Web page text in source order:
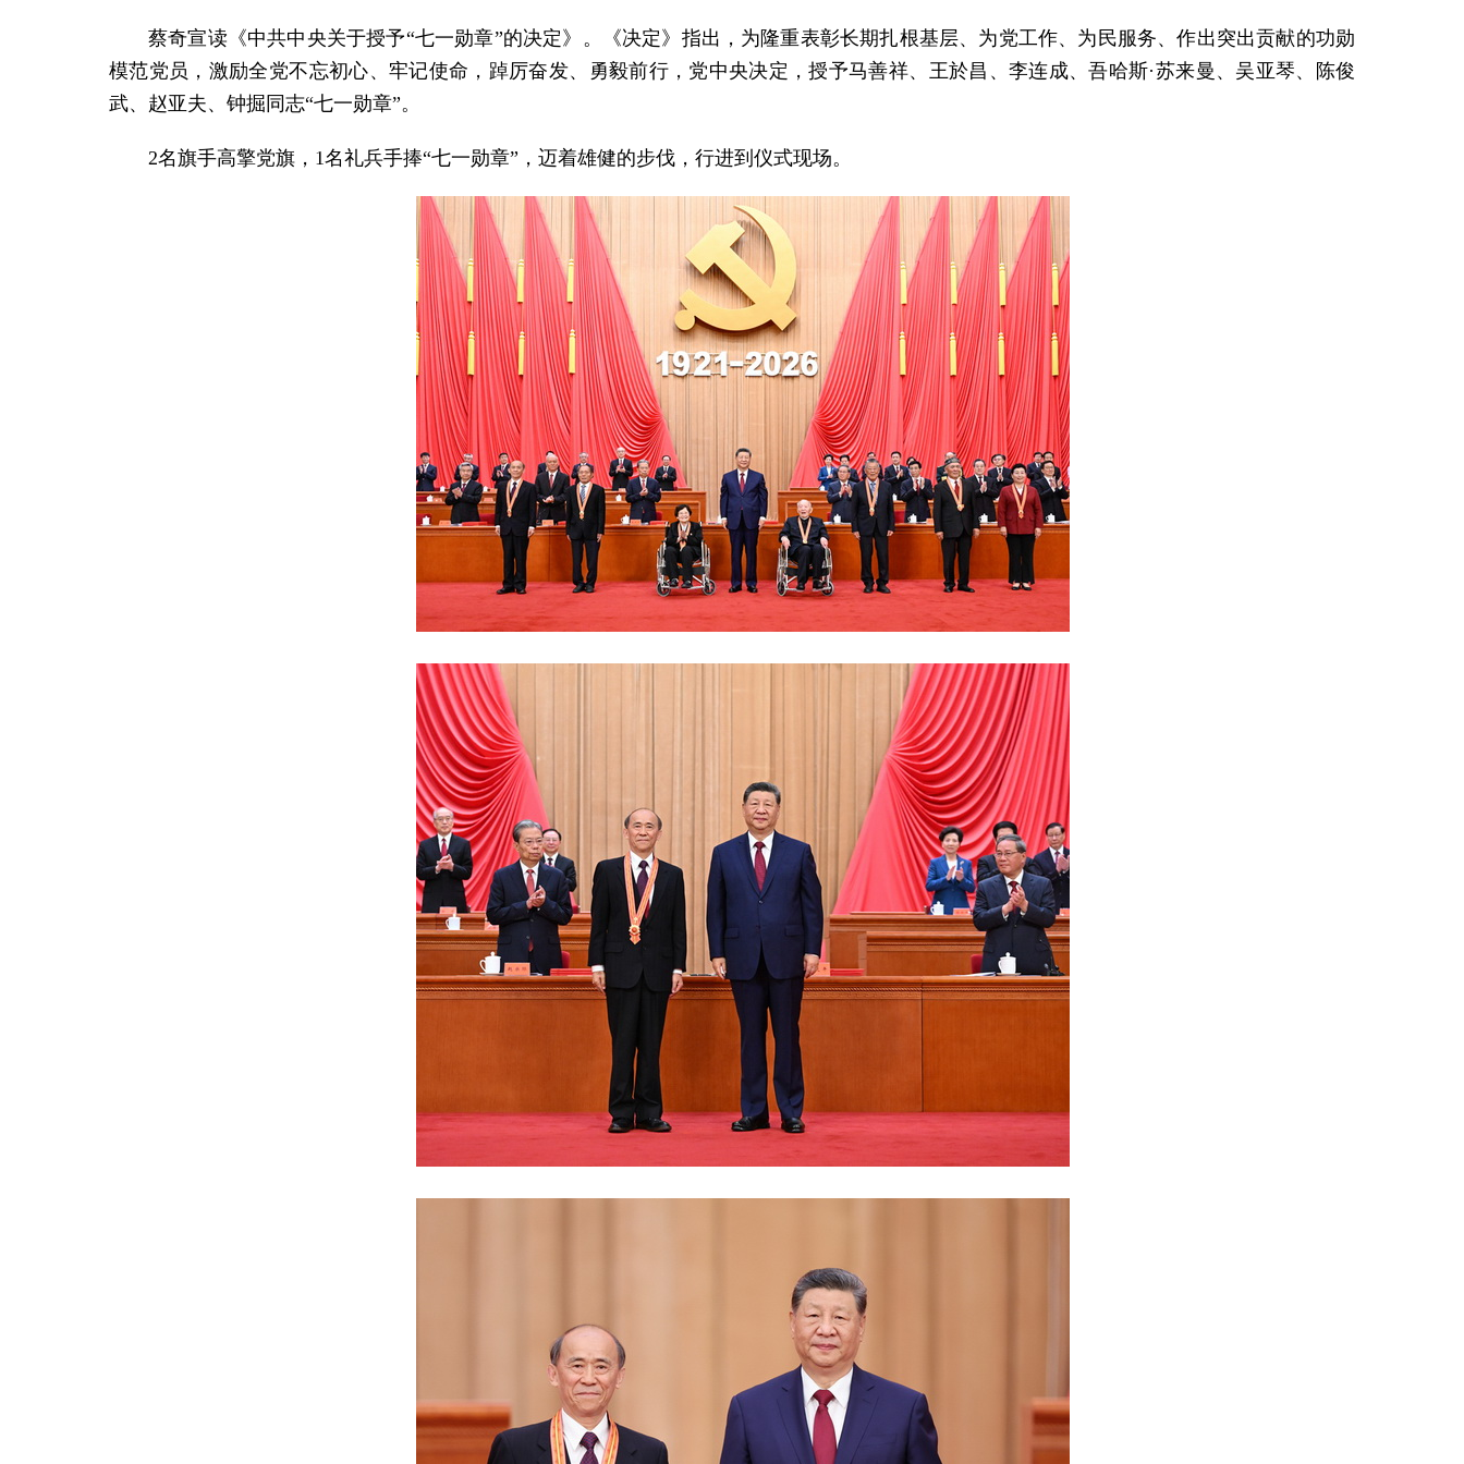
蔡奇宣读《中共中央关于授予“七一勋章”的决定》。《决定》指出，为隆重表彰长期扎根基层、为党工作、为民服务、作出突出贡献的功勋
模范党员，激励全党不忘初心、牢记使命，踔厉奋发、勇毅前行，党中央决定，授予马善祥、王於昌、李连成、吾哈斯·苏来曼、吴亚琴、陈俊
武、赵亚夫、钟掘同志“七一勋章”。
2名旗手高擎党旗，1名礼兵手捧“七一勋章”，迈着雄健的步伐，行进到仪式现场。